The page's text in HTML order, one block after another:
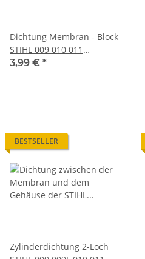
Dichtung Membran - Block
STIHL 009 010 011
Motorsäge Kettensäge
3,99 € *
BESTSELLER
Zylinderdichtung 2-Loch